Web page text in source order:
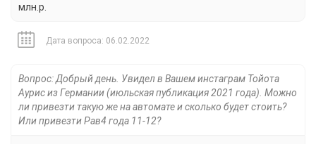
млн.р.
Дата вопроса: 06.02.2022
Вопрос: Добрый день. Увидел в Вашем инстаграм Тойота
Аурис из Германии (июльская публикация 2021 года). Можно
ли привезти такую же на автомате и сколько будет стоить?
Или привезти Рав4 года 11-12?